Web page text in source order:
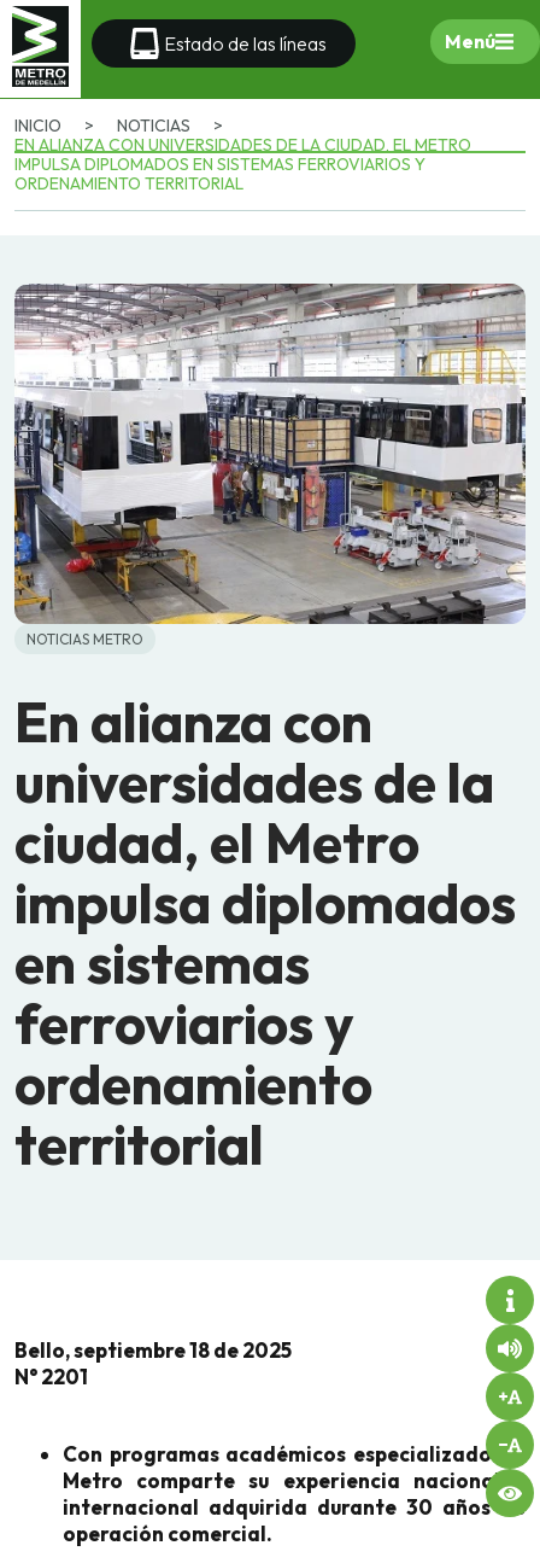
Estado de las líneas Menú
INICIO > NOTICIAS
>
EN ALIANZA CON UNIVERSIDADES DE LA CIUDAD, EL METRO
IMPULSA DIPLOMADOS EN SISTEMAS FERROVIARIOS Y
ORDENAMIENTO TERRITORIAL
NOTICIAS METRO
En alianza con
universidades de la
ciudad, el Metro
impulsa diplomados
en sistemas
ferroviarios y
ordenamiento
territorial
Bello, septiembre 18 de 2025
N° 2201
Con programas académicos especializados el
Metro comparte su experiencia nacional e
internacional adquirida durante 30 años de
operación comercial.